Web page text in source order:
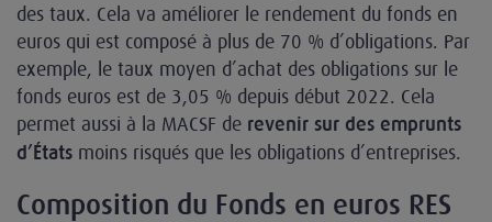
des taux. Cela va améliorer le rendement du fonds en
euros qui est composé à plus de 70 % d’obligations. Par
exemple, le taux moyen d’achat des obligations sur le
fonds euros est de 3,05 % depuis début 2022. Cela
permet aussi à la MACSF de revenir sur des emprunts
d’États moins risqués que les obligations d’entreprises.
Composition du Fonds en euros RES